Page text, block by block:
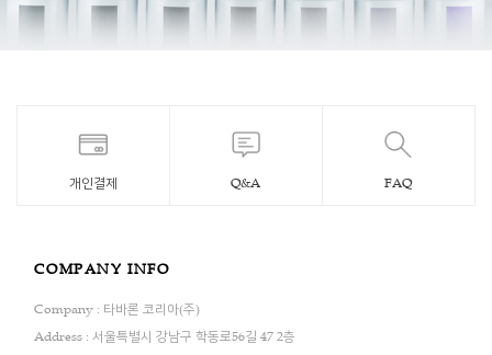
개인결제 Q&A FAQ
COMPANY INFO
Company : 타바론 코리아(주)
Address : 서울특별시 강남구 학동로56길 47 2층